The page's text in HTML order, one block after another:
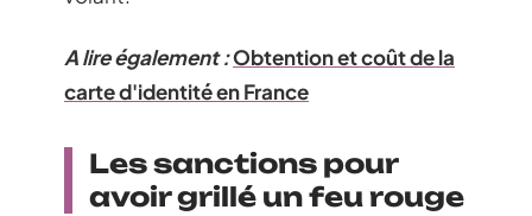
A lire également :Obtention et coût de la
carte d'identité en France
Les sanctions pour
avoir grillé un feu rouge